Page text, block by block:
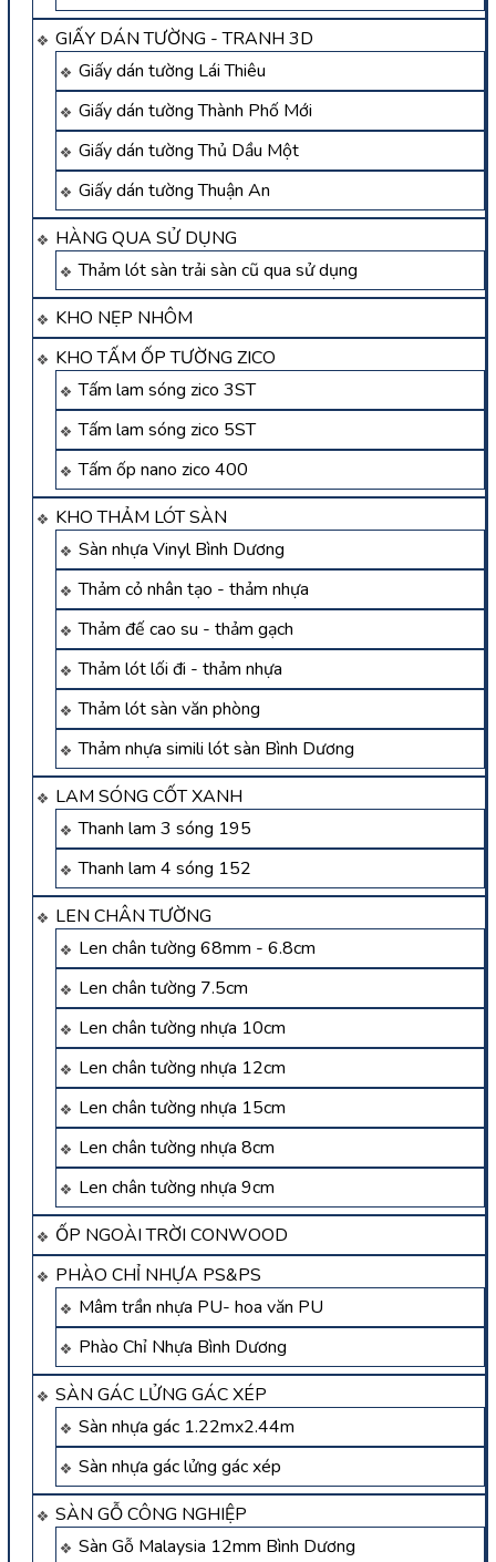
GIẤY DÁN TƯỜNG - TRANH 3D
Giấy dán tường Lái Thiêu
Giấy dán tường Thành Phố Mới
Giấy dán tường Thủ Dầu Một
Giấy dán tường Thuận An
HÀNG QUA SỬ DỤNG
Thảm lót sàn trải sàn cũ qua sử dụng
KHO NẸP NHÔM
KHO TẤM ỐP TƯỜNG ZICO
Tấm lam sóng zico 3ST
Tấm lam sóng zico 5ST
Tấm ốp nano zico 400
KHO THẢM LÓT SÀN
Sàn nhựa Vinyl Bình Dương
Thảm cỏ nhân tạo - thảm nhựa
Thảm đế cao su - thảm gạch
Thảm lót lối đi - thảm nhựa
Thảm lót sàn văn phòng
Thảm nhựa simili lót sàn Bình Dương
LAM SÓNG CỐT XANH
Thanh lam 3 sóng 195
Thanh lam 4 sóng 152
LEN CHÂN TƯỜNG
Len chân tường 68mm - 6.8cm
Len chân tường 7.5cm
Len chân tường nhựa 10cm
Len chân tường nhựa 12cm
Len chân tường nhựa 15cm
Len chân tường nhựa 8cm
Len chân tường nhựa 9cm
ỐP NGOÀI TRỜI CONWOOD
PHÀO CHỈ NHỰA PS&PS
Mâm trần nhựa PU- hoa văn PU
Phào Chỉ Nhựa Bình Dương
SÀN GÁC LỬNG GÁC XÉP
Sàn nhựa gác 1.22mx2.44m
Sàn nhựa gác lửng gác xép
SÀN GỖ CÔNG NGHIỆP
Sàn Gỗ Malaysia 12mm Bình Dương